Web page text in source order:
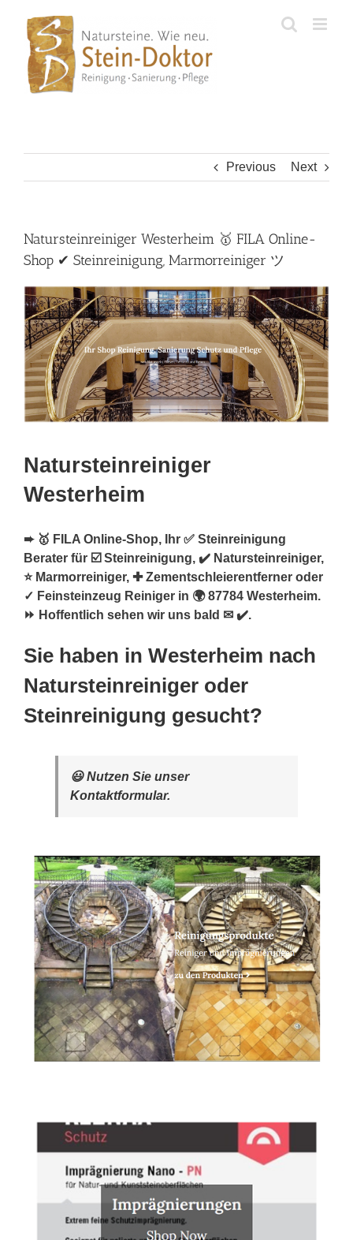
content
Previous Next
Natursteinreiniger Westerheim 🥇 FILA Online-
Shop ✔ Steinreinigung, Marmorreiniger ツ
Natursteinreiniger
Westerheim
➨ 🥇 FILA Online-Shop, Ihr ✅ Steinreinigung
Berater für ☑️ Steinreinigung, ✔️ Natursteinreiniger,
⭐ Marmorreiniger, ✚ Zementschleierentferner oder
✓ Feinsteinzeug Reiniger in 🌍 87784 Westerheim.
⏩ Hoffentlich sehen wir uns bald ✉ ✔️.
Sie haben in Westerheim nach
Natursteinreiniger oder
Steinreinigung gesucht?
😃 Nutzen Sie unser
Kontaktformular.